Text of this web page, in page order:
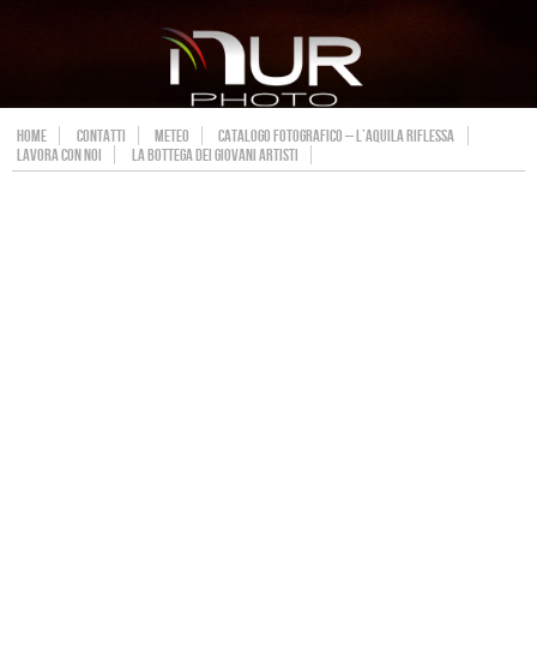
HOME CONTATTI METEO
CATALOGO FOTOGRAFICO – L’AQUILA RIFLESSA
LAVORA CON NOI
LA BOTTEGA DEI GIOVANI ARTISTI